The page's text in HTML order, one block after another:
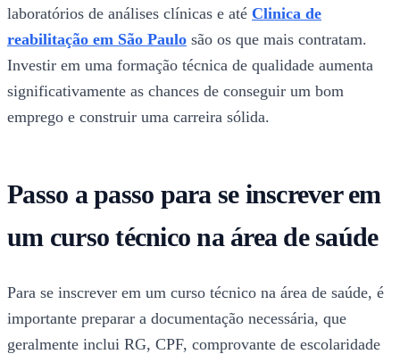
laboratórios de análises clínicas e até Clinica de
reabilitação em São Paulo são os que mais contratam.
Investir em uma formação técnica de qualidade aumenta
significativamente as chances de conseguir um bom
emprego e construir uma carreira sólida.
Passo a passo para se inscrever em
um curso técnico na área de saúde
Para se inscrever em um curso técnico na área de saúde, é
importante preparar a documentação necessária, que
geralmente inclui RG, CPF, comprovante de escolaridade